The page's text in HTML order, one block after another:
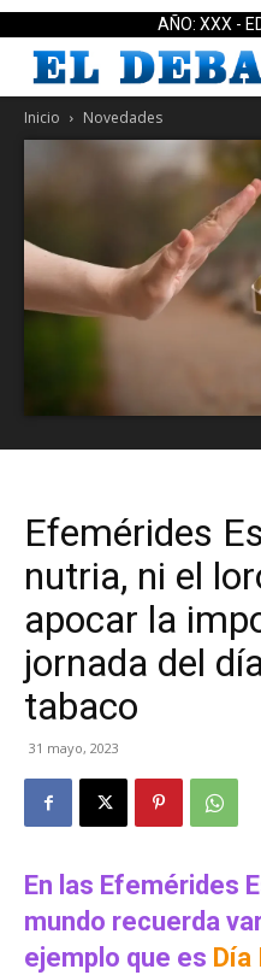
AÑO: XXX -
Inicio Novedades
Efemérides
nutria, ni el
apocar la
jornada del
tabaco
31 mayo, 2023
En las Efemérides
mundo recuerda
ejemplo que es Día